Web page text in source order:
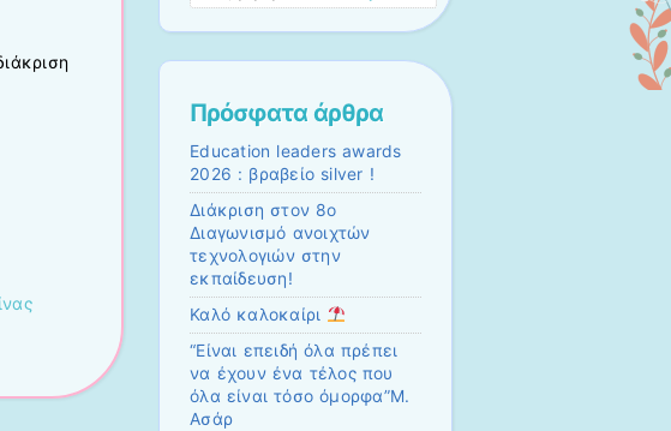
Πρόσφατα άρθρα
Education leaders awards
2026 : βραβείο silver !
Διάκριση στον 8ο
Διαγωνισμό ανοιχτών
τεχνολογιών στην
εκπαίδευση!
Καλό καλοκαίρι
“Είναι επειδή όλα πρέπει
να έχουν ένα τέλος που
όλα είναι τόσο όμορφα”Μ.
Ασάρ